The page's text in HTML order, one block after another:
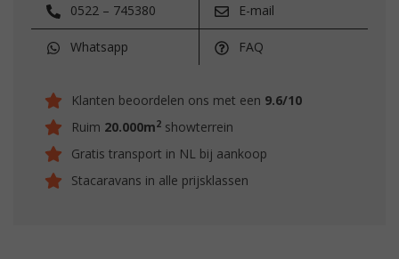
0522 – 745380 E-mail
Whatsapp FAQ
Klanten beoordelen ons met een 9.6/10
Ruim 20.000m2 showterrein
Gratis transport in NL bij aankoop
Stacaravans in alle prijsklassen